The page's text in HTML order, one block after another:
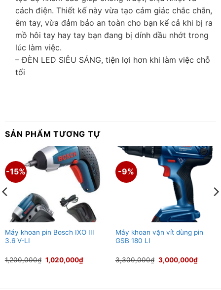
cách điện. Thiết kế này vừa tạo cảm giác chắc chắn,
êm tay, vừa đảm bảo an toàn cho bạn kể cả khi bị ra
mồ hôi tay hay tay bạn đang bị dính dầu nhớt trong
lúc làm việc.
– ĐÈN LED SIÊU SÁNG, tiện lợi hơn khi làm việc chỗ
tối
SẢN PHẨM TƯƠNG TỰ
-15%
Máy khoan pin Bosch IXO III
3.6 V-LI
1,200,000₫ Giá
gốc
1,020,000₫Giá
hiện
-9%
Máy khoan vặn vít dùng pin
GSB 180 LI
3,300,000₫ Giá
gốc
3,000,000₫Giá
hiện